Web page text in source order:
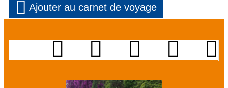
Ajouter au carnet de voyage